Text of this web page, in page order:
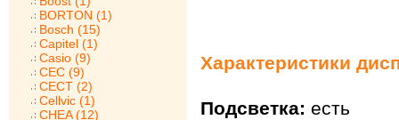
BORTON (1)
Bosch (15)
Capitel (1)
Casio (9)
CEC (9)
CECT (2)
Cellvic (1)
CHEA (12)
Характеристики
Подсветка: есть